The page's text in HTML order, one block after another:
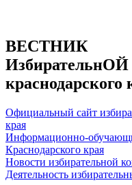
ВЕСТНИК
краснодарского
Официальный сайт
края
Информационно-
Краснодарского края
Новости избирательной
Деятельность